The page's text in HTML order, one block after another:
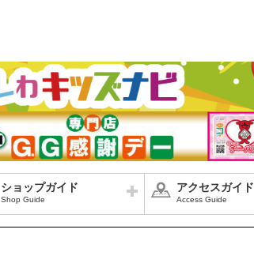
ショップガイド
Shop Guide
アクセスガイド
Access Guide